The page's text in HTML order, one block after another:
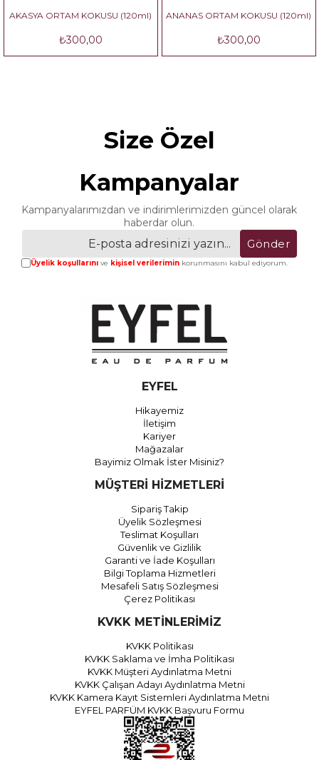
AKASYA ORTAM KOKUSU (120ml)
₺300,00
ANANAS ORTAM KOKUSU (120ml)
₺300,00
Size Özel
Kampanyalar
Kampanyalarımızdan ve indirimlerimizden güncel olarak
haberdar olun.
Gönder
Üyelik koşullarınıve kişisel verileriminkorunmasını kabul ediyorum.
EYFEL
Hikayemiz
İletişim
Kariyer
Mağazalar
Bayimiz Olmak İster Misiniz?
MÜŞTERİ HİZMETLERİ
Sipariş Takip
Üyelik Sözleşmesi
Teslimat Koşulları
Güvenlik ve Gizlilik
Garanti ve İade Koşulları
Bilgi Toplama Hizmetleri
Mesafeli Satış Sözleşmesi
Çerez Politikası
KVKK METİNLERİMİZ
KVKK Politikası
KVKK Saklama ve İmha Politikası
KVKK Müşteri Aydınlatma Metni
KVKK Çalışan Adayı Aydınlatma Metni
KVKK Kamera Kayıt Sistemleri Aydınlatma Metni
EYFEL PARFÜM KVKK Başvuru Formu